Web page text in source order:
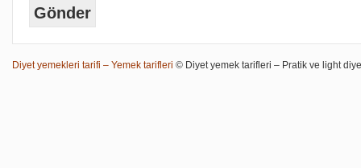
Diyet yemekleri tarifi – Yemek tarifleri © Diyet yemek tarifleri – Pratik ve light